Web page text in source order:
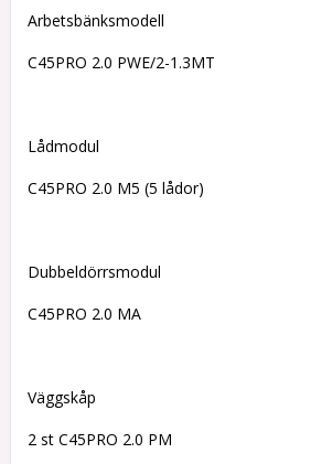
Arbetsbänksmodell
C45PRO 2.0 PWE/2-1.3MT
Lådmodul
C45PRO 2.0 M5 (5 lådor)
Dubbeldörrsmodul
C45PRO 2.0 MA
Väggskåp
2 st C45PRO 2.0 PM